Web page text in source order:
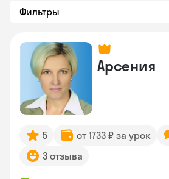
Фильтры
Арсения
5 от 1733 ₽ за урок
3 отзыва